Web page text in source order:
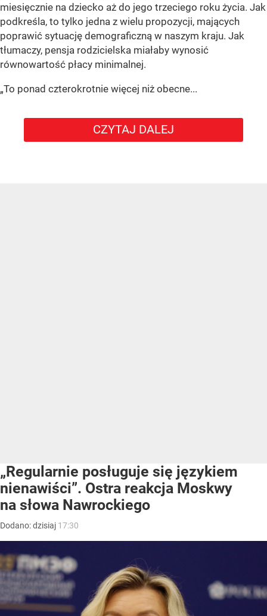
miesięcznie na dziecko aż do jego trzeciego roku życia. Jak
podkreśla, to tylko jedna z wielu propozycji, mających
poprawić sytuację demograficzną w naszym kraju. Jak
tłumaczy, pensja rodzicielska miałaby wynosić
równowartość płacy minimalnej.
„To ponad czterokrotnie więcej niż obecne...
CZYTAJ DALEJ
„Regularnie posługuje się językiem
nienawiści”. Ostra reakcja Moskwy
na słowa Nawrockiego
Dodano:dzisiaj 17:30